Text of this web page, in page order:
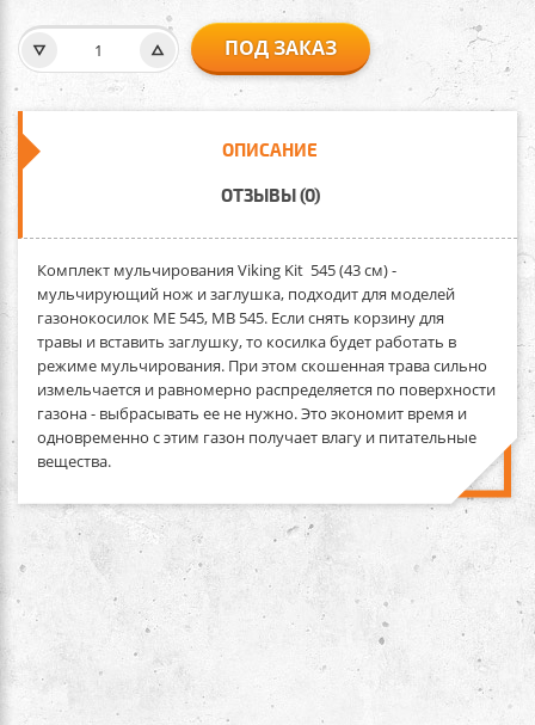
ПОД ЗАКАЗ
ОПИСАНИЕ
ОТЗЫВЫ (0)
Комплект мульчирования Viking Kit 545 (43 см)-
мульчирующий нож и заглушка, подходит для моделей
газонокосилок ME 545, MB 545. Если снять корзину для
травы и вставить заглушку, то косилка будет работать в
режиме мульчирования. При этом скошенная трава сильно
измельчается и равномерно распределяется по поверхности
газона - выбрасывать ее не нужно. Это экономит время и
одновременно с этим газон получает влагу и питательные
вещества.